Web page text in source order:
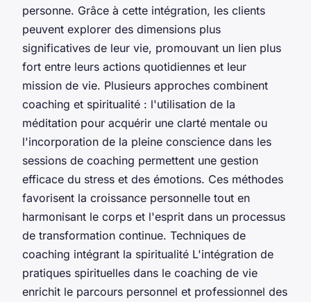
personne. Grâce à cette intégration, les clients
peuvent explorer des dimensions plus
significatives de leur vie, promouvant un lien plus
fort entre leurs actions quotidiennes et leur
mission de vie. Plusieurs approches combinent
coaching et spiritualité : l'utilisation de la
méditation pour acquérir une clarté mentale ou
l'incorporation de la pleine conscience dans les
sessions de coaching permettent une gestion
efficace du stress et des émotions. Ces méthodes
favorisent la croissance personnelle tout en
harmonisant le corps et l'esprit dans un processus
de transformation continue. Techniques de
coaching intégrant la spiritualité L'intégration de
pratiques spirituelles dans le coaching de vie
enrichit le parcours personnel et professionnel des